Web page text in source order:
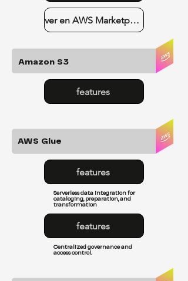
ver en AWS Marketplace
Amazon S3
features
AWS Glue
features
Serverless data integration for
cataloging, preparation, and
transformation
features
Centralized governance and
access control.